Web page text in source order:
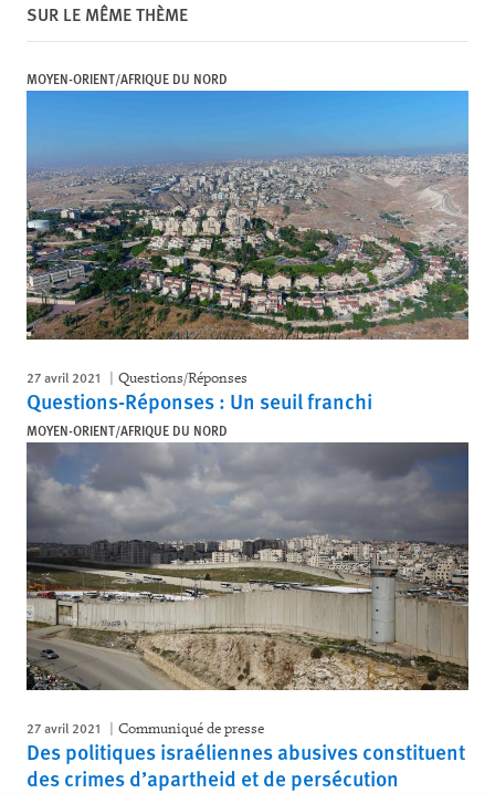
SUR LE MÊME THÈME
MOYEN-ORIENT/AFRIQUE DU NORD
27 avril 2021 Questions/Réponses
Questions-Réponses : Un seuil franchi
MOYEN-ORIENT/AFRIQUE DU NORD
27 avril 2021 Communiqué de presse
Des politiques israéliennes abusives constituent
des crimes d’apartheid et de persécution